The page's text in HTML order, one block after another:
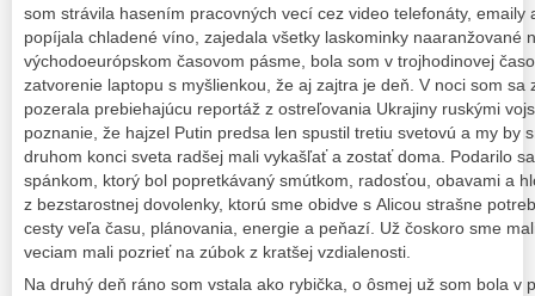
som strávila hasením pracovných vecí cez video telefonáty, emaily
popíjala chladené víno, zajedala všetky laskominky naaranžované
východoeurópskom časovom pásme, bola som v trojhodinovej
zatvorenie laptopu s myšlienkou, že aj zajtra je deň. V noci som sa
pozerala prebiehajúcu reportáž z ostreľovania Ukrajiny ruskými
poznanie, že hajzel Putin predsa len spustil tretiu svetovú a my by
druhom konci sveta radšej mali vykašľať a zostať doma. Podarilo
spánkom, ktorý bol popretkávaný smútkom, radosťou, obavami a
z bezstarostnej dovolenky, ktorú sme obidve s Alicou strašne
cesty veľa času, plánovania, energie a peňazí. Už čoskoro sme
veciam mali pozrieť na zúbok z kratšej vzdialenosti.
Na druhý deň ráno som vstala ako rybička, o ôsmej už som bola v